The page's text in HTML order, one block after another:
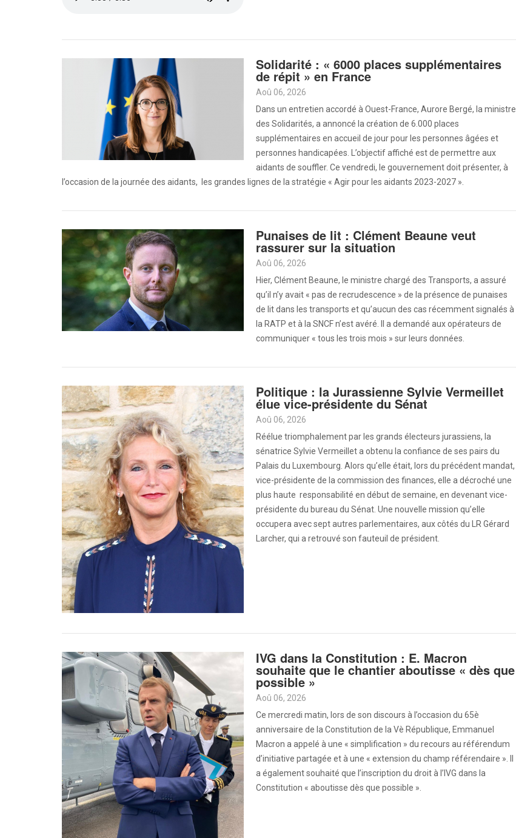
Solidarité : « 6000 places supplémentaires
de répit » en France
Aoû 06, 2026
Dans un entretien accordé à Ouest-France, Aurore Bergé, la ministre
des Solidarités, a annoncé la création de 6.000 places
supplémentaires en accueil de jour pour les personnes âgées et
personnes handicapées. L’objectif affiché est de permettre aux
aidants de souffler. Ce vendredi, le gouvernement doit présenter, à
l’occasion de la journée des aidants, les grandes lignes de la stratégie « Agir pour les aidants 2023-2027 ».
Punaises de lit : Clément Beaune veut
rassurer sur la situation
Aoû 06, 2026
Hier, Clément Beaune, le ministre chargé des Transports, a assuré
qu’il n’y avait « pas de recrudescence » de la présence de punaises
de lit dans les transports et qu’aucun des cas récemment signalés à
la RATP et à la SNCF n’est avéré. Il a demandé aux opérateurs de
communiquer « tous les trois mois » sur leurs données.
Politique : la Jurassienne Sylvie Vermeillet
élue vice-présidente du Sénat
Aoû 06, 2026
Réélue triomphalement par les grands électeurs jurassiens, la
sénatrice Sylvie Vermeillet a obtenu la confiance de ses pairs du
Palais du Luxembourg. Alors qu’elle était, lors du précédent mandat,
vice-présidente de la commission des finances, elle a décroché une
plus haute responsabilité en début de semaine, en devenant vice-
présidente du bureau du Sénat. Une nouvelle mission qu’elle
occupera avec sept autres parlementaires, aux côtés du LR Gérard
Larcher, qui a retrouvé son fauteuil de président.
IVG dans la Constitution : E. Macron
souhaite que le chantier aboutisse « dès que
possible »
Aoû 06, 2026
Ce mercredi matin, lors de son discours à l’occasion du 65è
anniversaire de la Constitution de la Vè République, Emmanuel
Macron a appelé à une « simplification » du recours au référendum
d’initiative partagée et à une « extension du champ référendaire ». Il
a également souhaité que l’inscription du droit à l’IVG dans la
Constitution « aboutisse dès que possible ».